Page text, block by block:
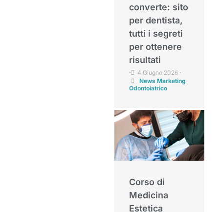
converte: sito
per dentista,
tutti i segreti
per ottenere
risultati
• 4 Giugno 2026 •
News Marketing
Odontoiatrico
Corso di
Medicina
Estetica